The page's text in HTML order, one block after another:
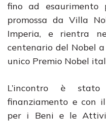
fino ad
promossa da Villa
Imperia, e rientra
centenario del Nobel
unico Premio Nobel
L’incontro è
finanziamento e con
per i Beni e le